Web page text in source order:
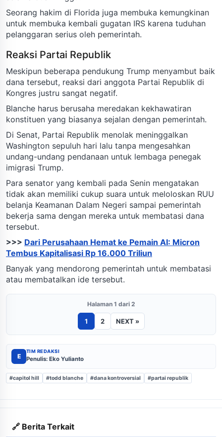
Seorang hakim di Florida juga membuka kemungkinan
untuk membuka kembali gugatan IRS karena tuduhan
pelanggaran serius oleh pemerintah.
Reaksi Partai Republik
Meskipun beberapa pendukung Trump menyambut baik
dana tersebut, reaksi dari anggota Partai Republik di
Kongres justru sangat negatif.
Blanche harus berusaha meredakan kekhawatiran
konstituen yang biasanya sejalan dengan pemerintah.
Di Senat, Partai Republik menolak meninggalkan
Washington sepuluh hari lalu tanpa mengesahkan
undang-undang pendanaan untuk lembaga penegak
imigrasi Trump.
Para senator yang kembali pada Senin mengatakan
tidak akan memiliki cukup suara untuk meloloskan RUU
belanja Keamanan Dalam Negeri sampai pemerintah
bekerja sama dengan mereka untuk membatasi dana
tersebut.
>>> Dari Perusahaan Hemat ke Pemain AI: Micron
Tembus Kapitalisasi Rp 16.000 Triliun
Banyak yang mendorong pemerintah untuk membatasi
atau membatalkan ide tersebut.
Halaman 1 dari 2
1 2 NEXT »
E
TIM REDAKSI
Penulis: Eko Yulianto
#capitol hill #todd blanche #dana kontroversial #partai republik
🔗 Berita Terkait